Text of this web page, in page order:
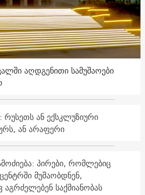
აღდგენითი სამუშაოები
რუსეთს ან ექსკლუზიური
ან არაფერი
პირები, რომლებიც
მუშაობდნენ,
საქმიანობას